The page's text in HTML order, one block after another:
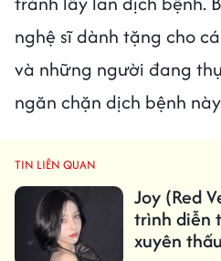
nghệ sĩ dành tặng cho
và những người đang
ngăn chặn dịch bệnh
TIN LIÊN QUAN
Joy (Red
trình diễn
xuyên